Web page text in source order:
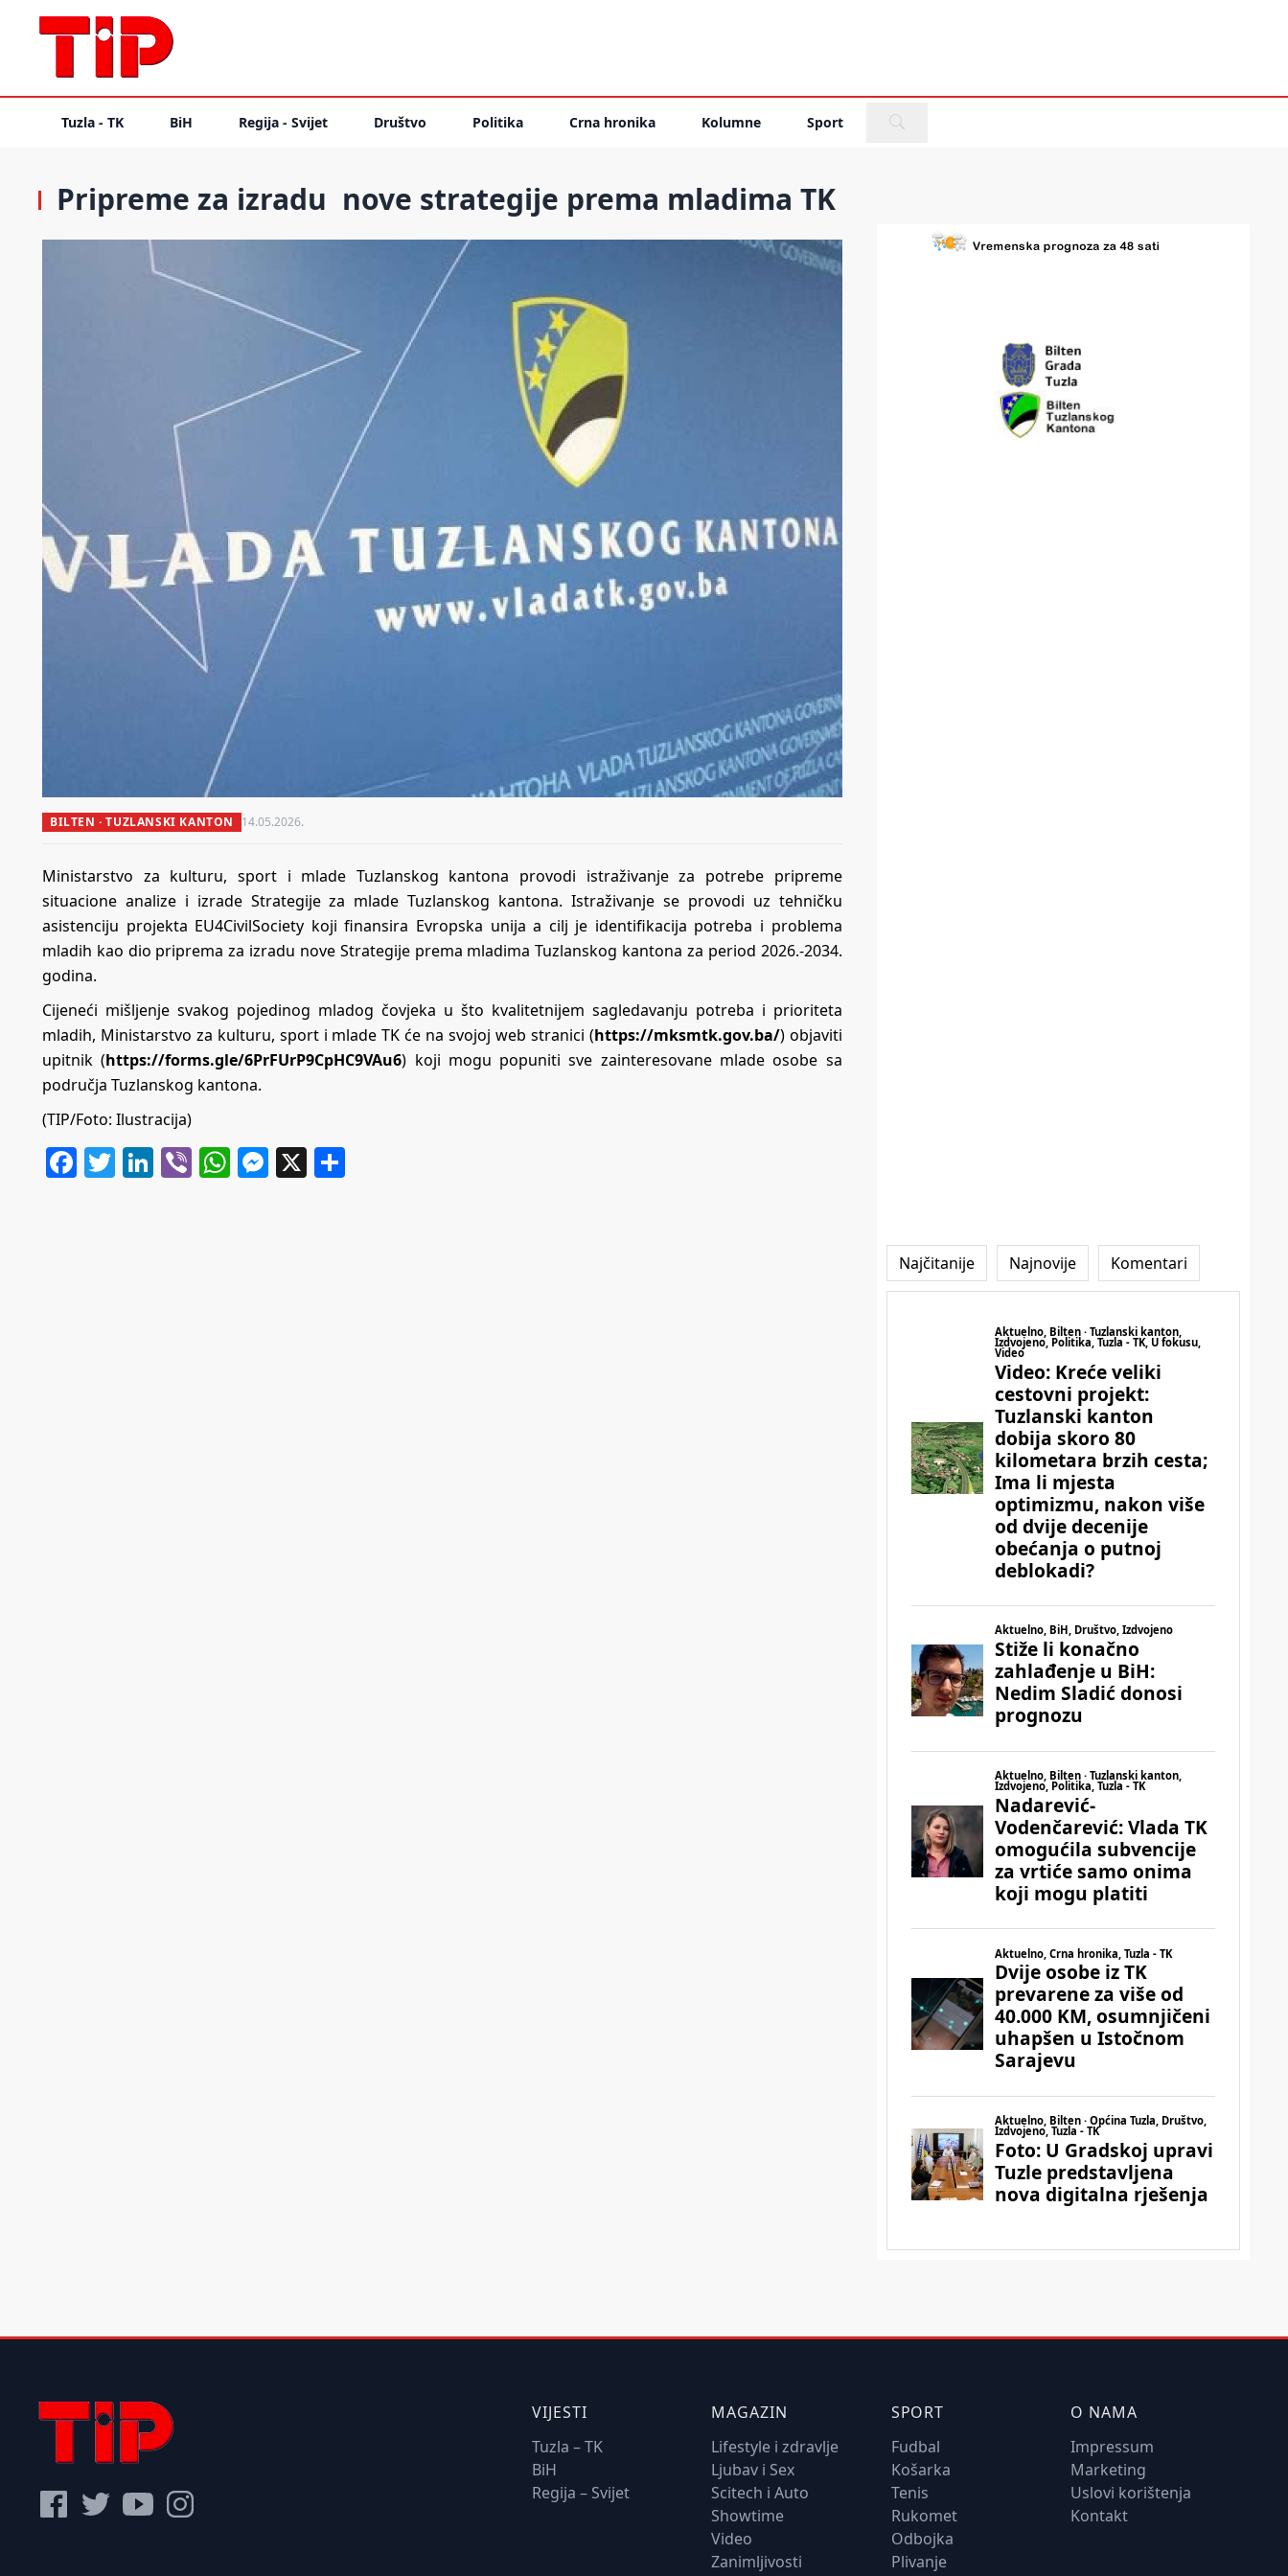
Tuzla - TK BiH Regija - Svijet Društvo Politika Crna hronika Kolumne Sport
Pripreme za izradu nove strategije prema mladima TK
BILTEN · TUZLANSKI KANTON 14.05.2026.
Ministarstvo za kulturu, sport i mlade Tuzlanskog kantona provodi istraživanje za potrebe pripreme
situacione analize i izrade Strategije za mlade Tuzlanskog kantona. Istraživanje se provodi uz tehničku
asistenciju projekta EU4CivilSociety koji finansira Evropska unija a cilj je identifikacija potreba i problema
mladih kao dio priprema za izradu nove Strategije prema mladima Tuzlanskog kantona za period 2026.-2034.
godina.
Cijeneći mišljenje svakog pojedinog mladog čovjeka u što kvalitetnijem sagledavanju potreba i prioriteta
mladih, Ministarstvo za kulturu, sport i mlade TK će na svojoj web stranici (https://mksmtk.gov.ba/) objaviti
upitnik (https://forms.gle/6PrFUrP9CpHC9VAu6) koji mogu popuniti sve zainteresovane mlade osobe sa
područja Tuzlanskog kantona.
(TIP/Foto: Ilustracija)
Facebook
Twitter
LinkedIn
ViberWhatsApp
Messenger
X
Najčitanije Najnovije Komentari
VIJESTI
Tuzla – TK
BiH
Regija – Svijet
MAGAZIN
Lifestyle i zdravlje
Ljubav i Sex
Scitech i Auto
Showtime
Video
Zanimljivosti
SPORT
Fudbal
Košarka
Tenis
Rukomet
Odbojka
Plivanje
O NAMA
Impressum
Marketing
Uslovi korištenja
Kontakt